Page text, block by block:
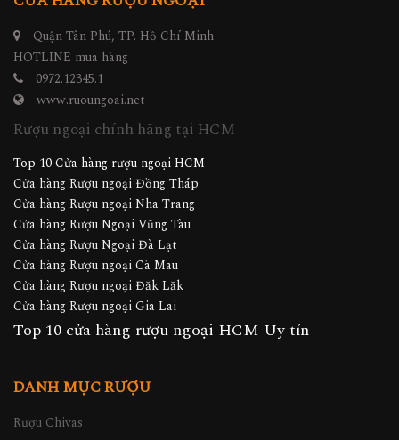
Quận Tân Phú, TP. Hồ Chí Minh
HOTLINE mua hàng
0972.12345.1
www.ruoungoai.net
Rượu ngoại chính hãng tại HCM
Top 10 Cửa hàng rượu ngoại HCM
Cửa hàng Rượu ngoại Đồng Tháp
Cửa hàng Rượu ngoại Nha Trang
Cửa hàng Rượu Ngoại Vũng Tàu
Cửa hàng Rượu Ngoại Đà Lạt
Cửa hàng Rượu ngoại Cà Mau
Cửa hàng Rượu ngoại Đăk Lăk
Cửa hàng Rượu ngoại Gia Lai
Top 10 cửa hàng rượu ngoại HCM Uy tín
DANH MỤC RƯỢU
Rượu Chivas